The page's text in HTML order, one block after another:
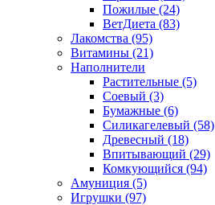
Пожилые (24)
ВетДиета (83)
Лакомства (95)
Витамины (21)
Наполнители
Растительные (5)
Соевый (3)
Бумажные (6)
Силикагелевый (58)
Древесный (18)
Впитывающий (29)
Комкующийся (94)
Амуниция (5)
Игрушки (97)